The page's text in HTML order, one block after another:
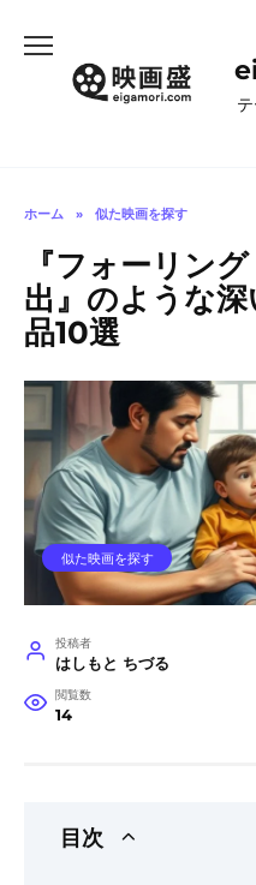
ホーム » 似た映画を探す
『フォーリン
出』のような
品10選
似た映画を探す
投稿者
はしもと ちづる
閲覧数
14
目次